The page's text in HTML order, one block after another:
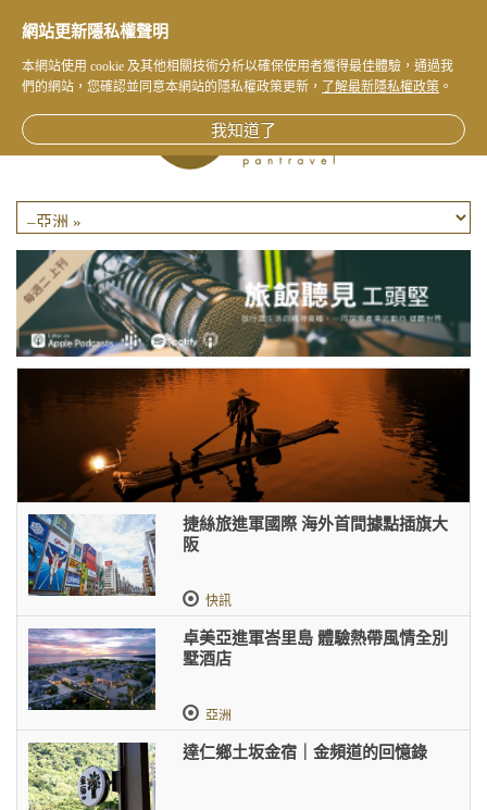
捷絲旅進軍國際 海外首間據點插旗大
阪
快訊
卓美亞進軍峇里島 體驗熱帶風情全別
墅酒店
亞洲
達仁鄉土坂金宿｜金頻道的回憶錄
網站更新隱私權聲明
本網站使用 cookie 及其他相關技術分析以確保使用者獲得最佳體驗，通過我
們的網站，您確認並同意本網站的隱私權政策更新，
了解最新隱私權政策 。
我知道了